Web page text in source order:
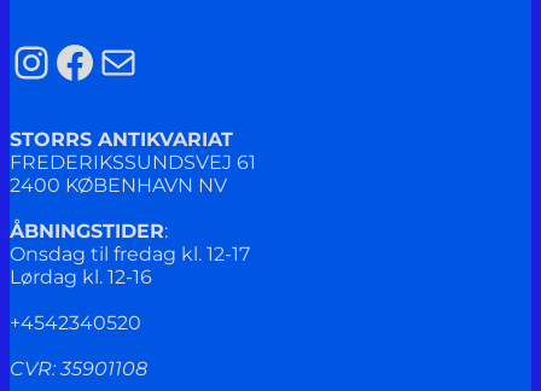
Instagram
Facebook
Mail
STORRS ANTIKVARIAT
FREDERIKSSUNDSVEJ 61
2400 KØBENHAVN NV
ÅBNINGSTIDER:
Onsdag til fredag kl. 12-17
Lørdag kl. 12-16
+4542340520
CVR: 35901108